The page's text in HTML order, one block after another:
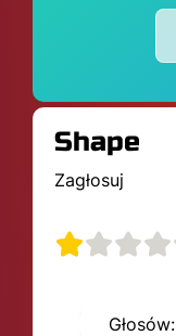
Shape
Zagłosuj
Głosów: